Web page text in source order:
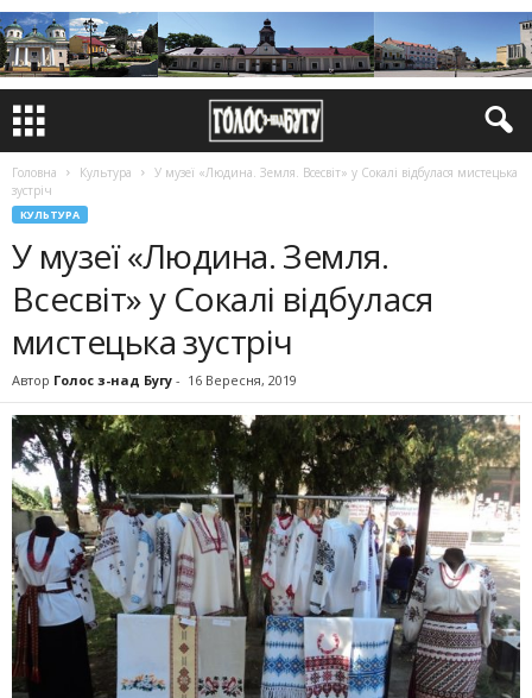
Головна Культура
У музеї «Людина. Земля. Всесвіт» у Сокалі відбулася мистецька
зустріч
КУЛЬТУРА
У музеї «Людина. Земля.
Всесвіт» у Сокалі відбулася
мистецька зустріч
Автор Голос з-над Бугу - 16 Вересня, 2019